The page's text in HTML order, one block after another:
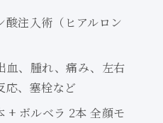
酸注入術（ヒアルロン
血、腫れ、痛み、左右
応、塞栓など
+ ボルベラ 2本 全顔モ